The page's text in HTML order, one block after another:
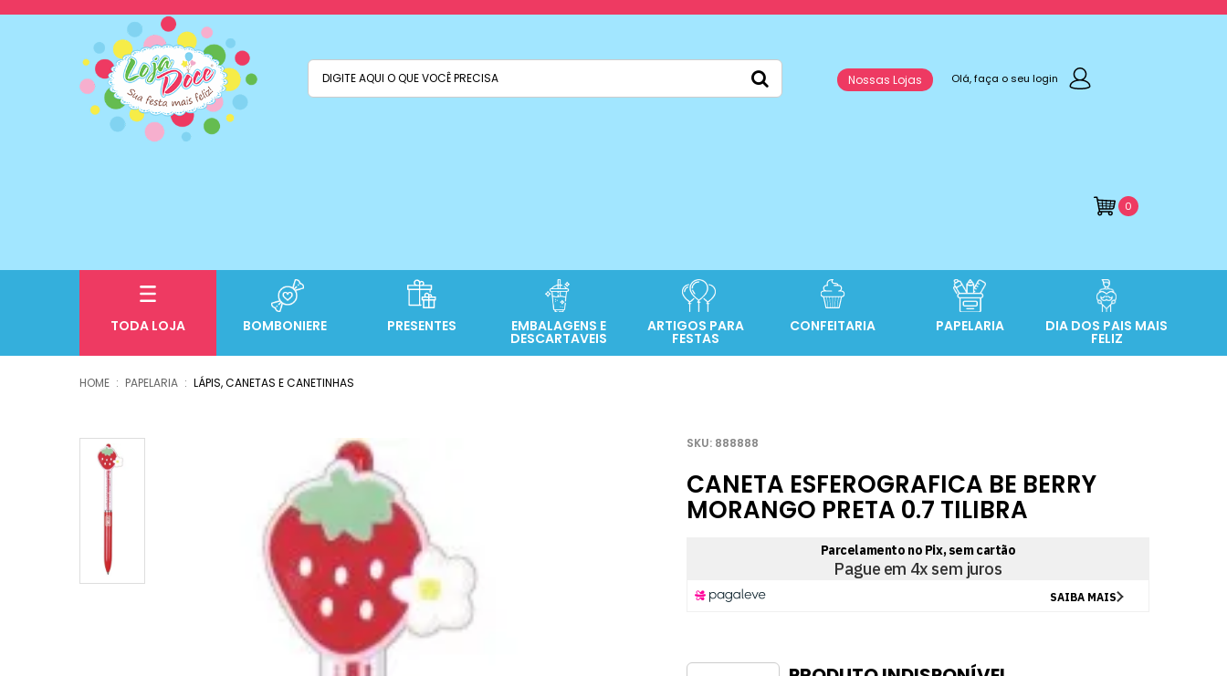
Nossas Lojas Olá, faça o seu login
0
TODA LOJA BOMBONIERE PRESENTES EMBALAGENS E
DESCARTAVEIS
ARTIGOS PARA
FESTAS
CONFEITARIA PAPELARIA DIA DOS PAIS MAIS
FELIZ
PAPELARIA LÁPIS, CANETAS E CANETINHAS
888888
CANETA ESFEROGRAFICA BE BERRY
MORANGO PRETA 0.7 TILIBRA